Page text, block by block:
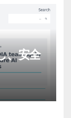
、安全